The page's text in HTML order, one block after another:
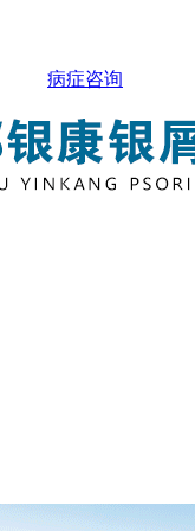
病症咨询